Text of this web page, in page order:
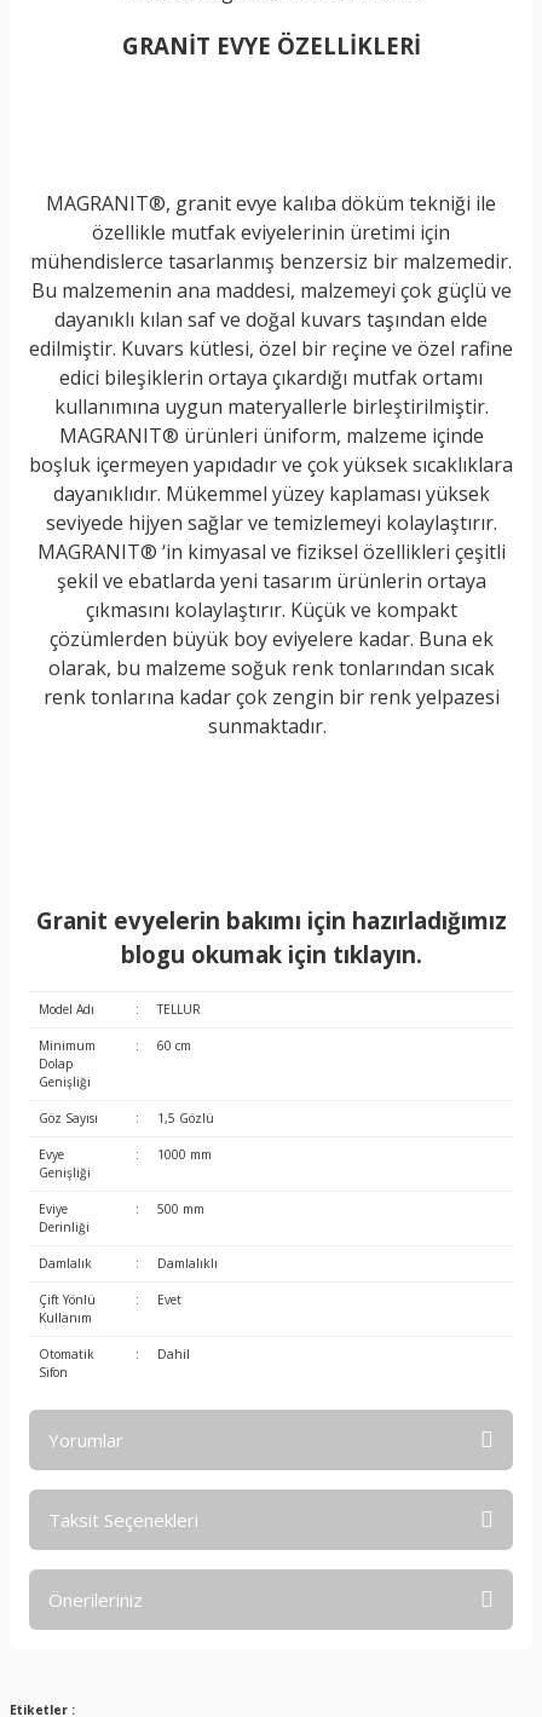
GRANİT EVYE ÖZELLİKLERİ
MAGRANIT®, granit evye kalıba döküm tekniği ile
özellikle mutfak eviyelerinin üretimi için
mühendislerce tasarlanmış benzersiz bir malzemedir.
Bu malzemenin ana maddesi, malzemeyi çok güçlü ve
dayanıklı kılan saf ve doğal kuvars taşından elde
edilmiştir. Kuvars kütlesi, özel bir reçine ve özel rafine
edici bileşiklerin ortaya çıkardığı mutfak ortamı
kullanımına uygun materyallerle birleştirilmiştir.
MAGRANIT® ürünleri üniform, malzeme içinde
boşluk içermeyen yapıdadır ve çok yüksek sıcaklıklara
dayanıklıdır. Mükemmel yüzey kaplaması yüksek
seviyede hijyen sağlar ve temizlemeyi kolaylaştırır.
MAGRANIT® ‘in kimyasal ve fiziksel özellikleri çeşitli
şekil ve ebatlarda yeni tasarım ürünlerin ortaya
çıkmasını kolaylaştırır. Küçük ve kompakt
çözümlerden büyük boy eviyelere kadar. Buna ek
olarak, bu malzeme soğuk renk tonlarından sıcak
renk tonlarına kadar çok zengin bir renk yelpazesi
sunmaktadır.
Granit evyelerin bakımı için hazırladığımız
blogu okumak için tıklayın.
Model Adı : TELLUR
Minimum
Dolap
Genişliği
: 60 cm
Göz Sayısı : 1,5 Gözlü
Evye
Genişliği
: 1000 mm
Eviye
Derinliği
: 500 mm
Damlalık : Damlalıklı
Çift Yönlü
Kullanım
: Evet
Otomatik
Sifon
: Dahil
Yorumlar
Taksit Seçenekleri
Önerileriniz
kullanarak tarafımıza iletebilirsiniz.
Etiketler :